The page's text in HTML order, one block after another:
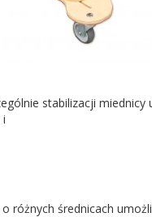
stabilizacji miednicy
i
różnych średnicach